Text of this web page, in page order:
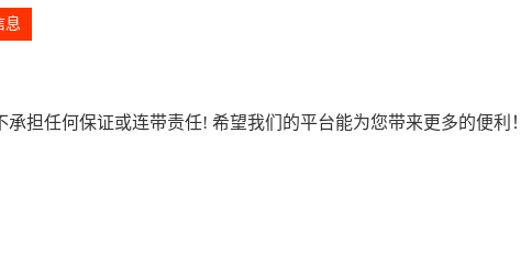
息
担任何保证或连带责任! 希望我们的平台能为您带来更多的便利！